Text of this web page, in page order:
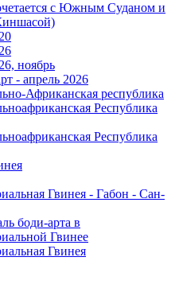
с Южным Суданом и
ноябрь
- апрель 2026
Африканская республика
Республика
Республика
Гвинея - Габон - Сан-
боди-арта в
Гвинее
Гвинея